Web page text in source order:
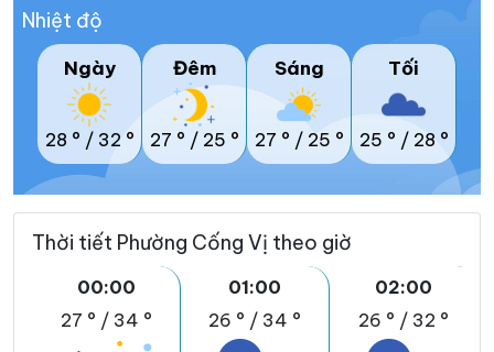
Nhiệt độ
Ngày
28 ° / 32 °
Đêm
27 ° / 25 °
Sáng
27 ° / 25 °
Tối
25 ° / 28 °
Thời tiết Phường Cống Vị theo giờ
00:00
27 ° / 34 °
01:00
26 ° / 34 °
02:00
26 ° / 32 °